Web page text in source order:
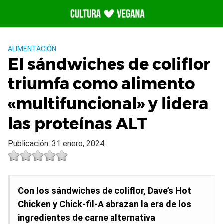
contenido
ALIMENTACIÓN
El sándwiches de coliflor
triumfa como alimento
«multifuncional» y lidera
las proteínas ALT
Publicación: 31 enero, 2024
Con los sándwiches de coliflor, Dave’s Hot
Chicken y Chick-fil-A abrazan la era de los
ingredientes de carne alternativa